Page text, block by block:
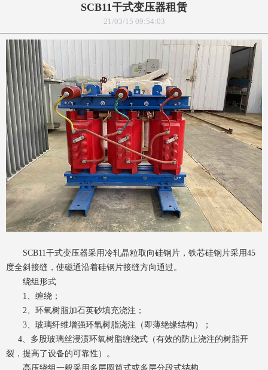
SCB11干式变压器租赁
21/03/15 09:54:03
SCB11干式变压器采用冷轧晶粒取向硅钢片，铁芯硅钢片采用45
度全斜接缝，使磁通沿着硅钢片接缝方向通过。
绕组形式
1、缠绕；
2、环氧树脂加石英砂填充浇注；
3、玻璃纤维增强环氧树脂浇注（即薄绝缘结构）；
4、多股玻璃丝浸渍环氧树脂缠绕式（有效的防止浇注的树脂开
裂，提高了设备的可靠性）。
高压绕组一般采用多层圆筒式或多层分段式结构